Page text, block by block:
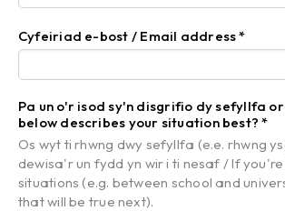
Cyfeiriad e-bost / Email address*
Pa un o'r isod sy'n disgrifio dy sefyllfa
below describes your situation best?*
Os wyt ti rhwng dwy sefyllfa (e.e. rhwng
dewisa'r un fydd yn wir i ti nesaf / If
situations (e.g. between school and
that will be true next).